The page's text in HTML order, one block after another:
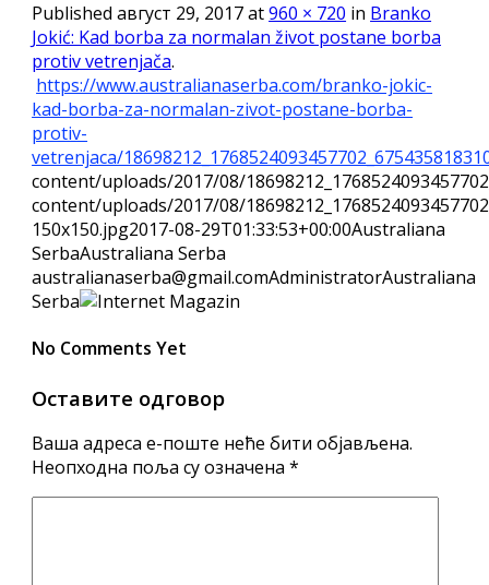
Publishedавгуст 29, 2017at960 × 720 in Branko
Jokić: Kad borba za normalan život postane borba
protiv vetrenjača.
https://www.australianaserba.com/branko-jokic-
kad-borba-za-normalan-zivot-postane-borba-
protiv-
vetrenjaca/
content/uploads/2017/08/
content/uploads/2017/08/
150x150.jpg2017-08-29T01:33:53+00:00Australiana
SerbaAustraliana Serba
australianaserba@gmail.comAdministratorAustraliana
Serba
No Comments Yet
Оставите одговор
Ваша адреса е-поште неће бити објављена.
Неопходна поља су означена*